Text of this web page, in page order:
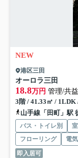
NEW
港区三田
オーロラ三田
18.8万円 管理/共
3階 / 41.33㎡ / 1LDK
山手線「田町」駅
バス・トイレ別
フローリング
電
即入居可